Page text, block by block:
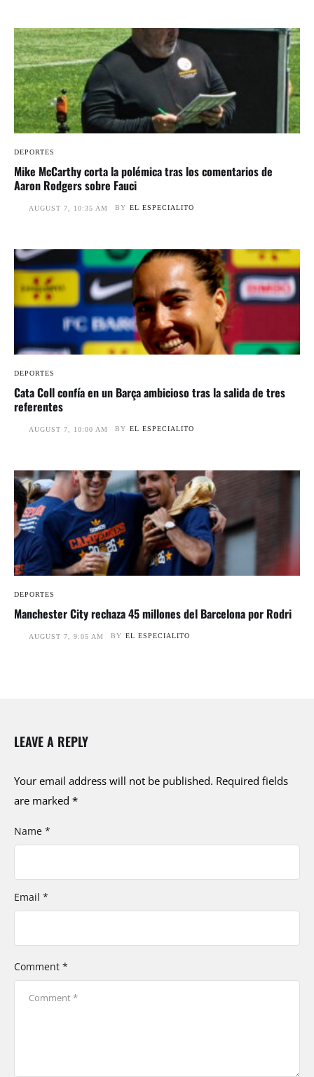
DEPORTES
Mike McCarthy corta la polémica tras los comentarios de
Aaron Rodgers sobre Fauci
AUGUST 7, 10:35 AM BY EL ESPECIALITO
DEPORTES
Cata Coll confía en un Barça ambicioso tras la salida de tres
referentes
AUGUST 7, 10:00 AM BY EL ESPECIALITO
DEPORTES
Manchester City rechaza 45 millones del Barcelona por Rodri
AUGUST 7, 9:05 AM BY EL ESPECIALITO
LEAVE A REPLY
Your email address will not be published. Required fields
are marked *
Comment *
Name *
Email *